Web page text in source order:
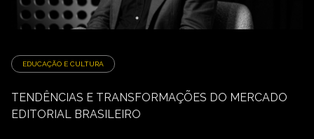
EDUCAÇÃO E CULTURA
TENDÊNCIAS E TRANSFORMAÇÕES DO MERCADO
EDITORIAL BRASILEIRO